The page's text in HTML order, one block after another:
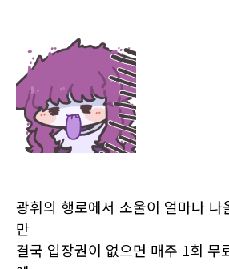
광휘의 행로에서 소울이 얼마나 나
만
결국 입장권이 없으면 매주 1회 무